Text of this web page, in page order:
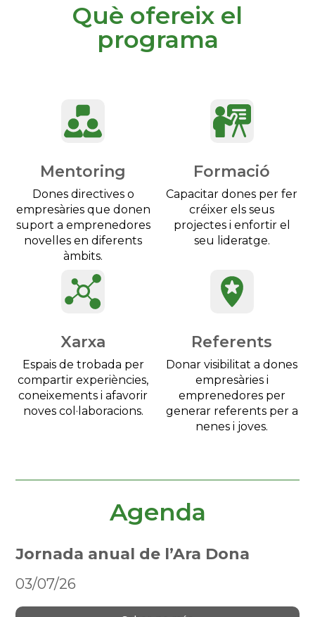
Què ofereix el
programa
Mentoring
Dones directives o
empresàries que donen
suport a emprenedores
novelles en diferents
àmbits.
Formació
Capacitar dones per fer
créixer els seus
projectes i enfortir el
seu lideratge.
Xarxa
Espais de trobada per
compartir experiències,
coneixements i afavorir
noves col·laboracions.
Referents
Donar visibilitat a dones
empresàries i
emprenedores per
generar referents per a
nenes i joves.
Agenda
Jornada anual de l’Ara Dona
03/07/26